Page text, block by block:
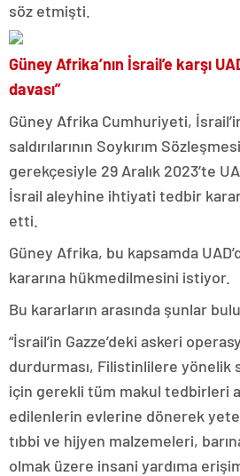
söz etmişti.
Güney Afrika’nın İsrail’e karşı
davası”
Güney Afrika Cumhuriyeti,
saldırılarının Soykırım
gerekçesiyle 29 Aralık 2023’te
İsrail aleyhine ihtiyati tedbir
etti.
Güney Afrika, bu kapsamda
kararına hükmedilmesini istiyor.
Bu kararların arasında şunlar
“İsrail’in Gazze’deki askeri
durdurması, Filistinlilere yönelik
için gerekli tüm makul tedbirleri
edilenlerin evlerine dönerek
tıbbi ve hijyen malzemeleri,
olmak üzere insani yardıma